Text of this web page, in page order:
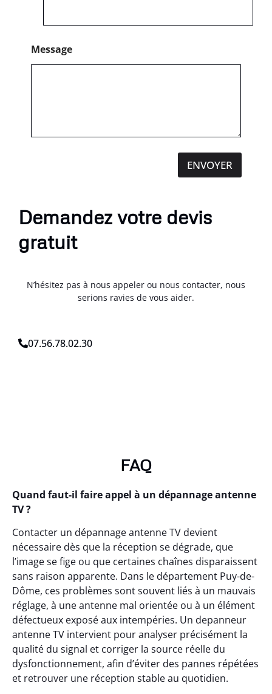
Demandez votre devis
gratuit
N’hésitez pas à nous appeler ou nous contacter, nous
serions ravies de vous aider.
07.56.78.02.30
Message
ENVOYER
FAQ
Quand faut-il faire appel à un dépannage antenne
TV ?
Contacter un dépannage antenne TV devient
nécessaire dès que la réception se dégrade, que
l’image se fige ou que certaines chaînes disparaissent
sans raison apparente. Dans le département Puy-de-
Dôme, ces problèmes sont souvent liés à un mauvais
réglage, à une antenne mal orientée ou à un élément
défectueux exposé aux intempéries. Un depanneur
antenne TV intervient pour analyser précisément la
qualité du signal et corriger la source réelle du
dysfonctionnement, afin d’éviter des pannes répétées
et retrouver une réception stable au quotidien.